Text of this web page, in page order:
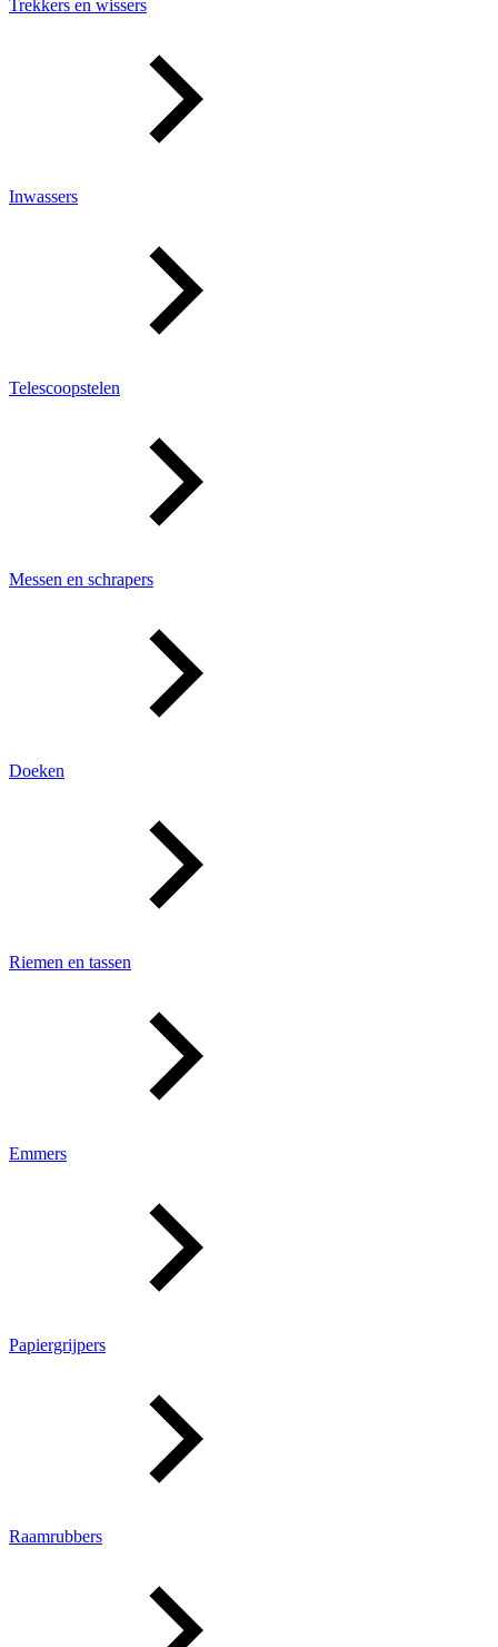
Trekkers en wissers
Inwassers
Telescoopstelen
Messen en schrapers
Doeken
Riemen en tassen
Emmers
Papiergrijpers
Raamrubbers